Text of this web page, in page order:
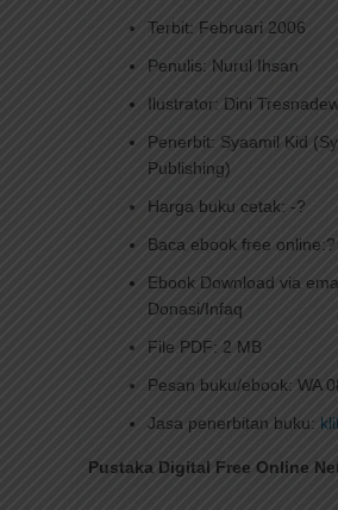
Terbit: Februari 2006
Penulis: Nurul Ihsan
Ilustrator: Dini
Penerbit: Syaamil Kid
Publishing)
Harga buku cetak: -?
Baca ebook free online:?
Ebook Download via
Donasi/Infaq
File PDF: 2 MB
Pesan buku/ebook: WA
Jasa penerbitan buku:
Pustaka Digital Free Online